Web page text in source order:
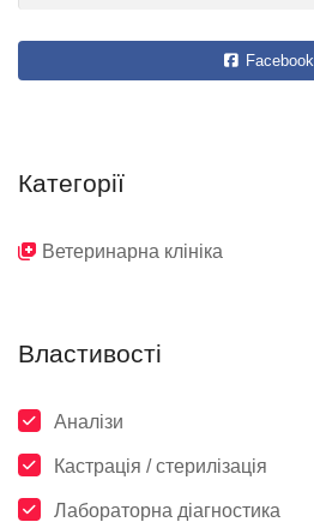
Facebook
Категорії
Ветеринарна клініка
Властивості
Аналізи
Кастрація / стерилізація
Лабораторна діагностика